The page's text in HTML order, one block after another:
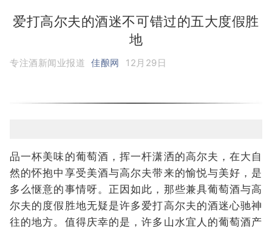
爱打高尔夫的酒迷不可错过的五大度假胜
地
专注酒新闻业报道 佳酿网 12月29日
品一杯美味的葡萄酒，挥一杆潇洒的高尔夫，在大自
然的怀抱中享受美酒与高尔夫带来的愉悦与美好，是
多么惬意的事情呀。正因如此，那些兼具葡萄酒与高
尔夫的度假胜地无疑是许多爱打高尔夫的酒迷心驰神
往的地方。值得庆幸的是，许多山水宜人的葡萄酒产